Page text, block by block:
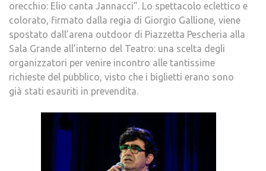
orecchio: Elio canta Jannacci”. Lo spettacolo eclettico e
colorato, firmato dalla regia di Giorgio Gallione, viene
spostato dall’arena outdoor di Piazzetta Pescheria alla
Sala Grande all’interno del Teatro: una scelta degli
organizzatori per venire incontro alle tantissime
richieste del pubblico, visto che i biglietti erano sono
già stati esauriti in prevendita.